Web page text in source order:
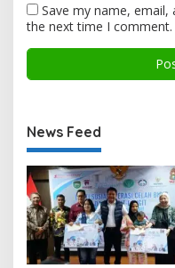
Save my name,
the next time I comment.
News Feed